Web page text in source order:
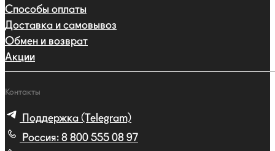
Способы оплаты
Доставка и самовывоз
Обмен и возврат
Акции
Контакты
Поддержка (Telegram)
Россия: 8 800 555 08 97